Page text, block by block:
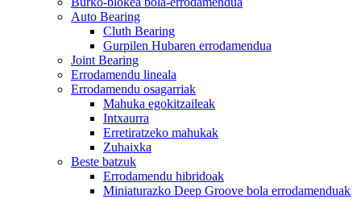
Auto Bearing
Cluth Bearing
Gurpilen Hubaren errodamendua
Joint Bearing
Errodamendu lineala
Errodamendu osagarriak
Mahuka egokitzaileak
Intxaurra
Erretiratzeko mahukak
Zuhaixka
Beste batzuk
Errodamendu hibridoak
Miniaturazko Deep Groove bola errodamenduak